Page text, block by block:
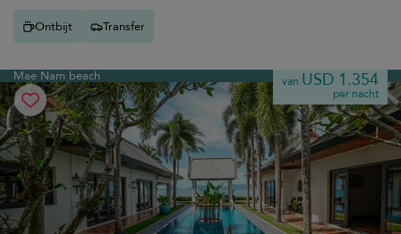
Ontbijt Transfer
Mae Nam beach van USD 1.354
per nacht